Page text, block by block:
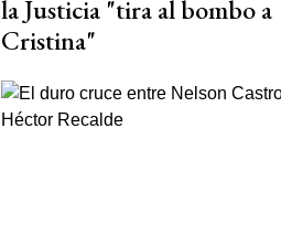
la Justicia "tira al bombo a
Cristina"